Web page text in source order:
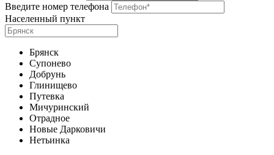
Введите номер телефона
Населенный пункт
Брянск
Супонево
Добрунь
Глинищево
Путевка
Мичуринский
Отрадное
Новые Дарковичи
Нетьинка